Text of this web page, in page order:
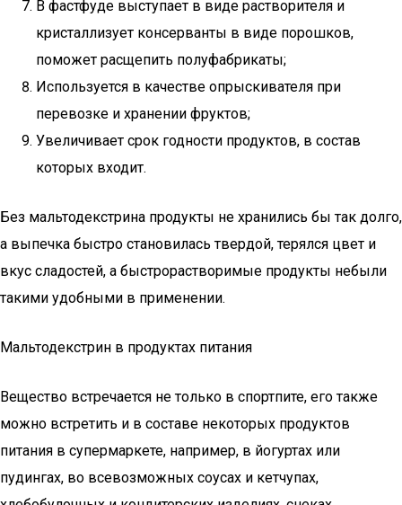
В фастфуде выступает в виде растворителя и
кристаллизует консерванты в виде порошков,
поможет расщепить полуфабрикаты;
Используется в качестве опрыскивателя при
перевозке и хранении фруктов;
Увеличивает срок годности продуктов, в состав
которых входит.
Без мальтодекстрина продукты не хранились бы так долго,
а выпечка быстро становилась твердой, терялся цвет и
вкус сладостей, а быстрорастворимые продукты небыли
такими удобными в применении.
Мальтодекстрин в продуктах питания
Вещество встречается не только в спортпите, его также
можно встретить и в составе некоторых продуктов
питания в супермаркете, например, в йогуртах или
пудингах, во всевозможных соусах и кетчупах,